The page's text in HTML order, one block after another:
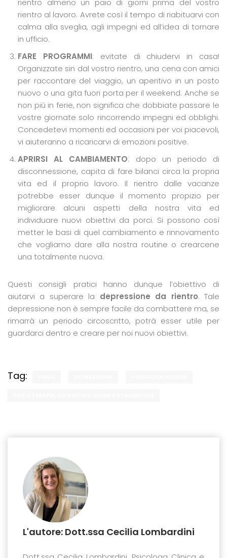
rientro almeno un paio di giorni prima del vostro
rientro al lavoro. Avrete così il tempo di riabituarvi con
calma alla sveglia, agli impegni ed all’idea di tornare
in ufficio.
FARE PROGRAMMI: evitate di chiudervi in casa!
Organizzate sin dal vostro rientro, una cena con amici
per raccontare del viaggio, un aperitivo in un posto
nuovo o una gita fuori porta per il weekend. Anche se
non più in ferie, non significa che dobbiate passare le
vostre giornate solo rincorrendo impegni ed obblighi.
Concedetevi momenti ed occasioni per voi piacevoli,
vi aiuteranno a ricaricarvi di emozioni positive.
APRIRSI AL CAMBIAMENTO: dopo un periodo di
disconnessione, capita di fare bilanci circa la propria
vita ed il proprio lavoro. Il rientro dalle vacanze
potrebbe esser dunque il momento propizio per
migliorare alcuni aspetti della nostra vita ed
individuare nuovi obiettivi da porci. Si possono così
metter le basi di quel cambiamento e rinnovamento
che vogliamo dare alla nostra routine o crearcene
una totalmente nuova.
Questi consigli pratici hanno dunque l’obiettivo di
aiutarvi a superare la depressione da rientro. Tale
depressione non è sempre facile da combattere ma, se
rimarrà un periodo circoscritto, potrà esser utile per
guardarci dentro e creare per noi nuovi obiettivi.
Tag:
L'autore: Dott.ssa Cecilia Lombardini